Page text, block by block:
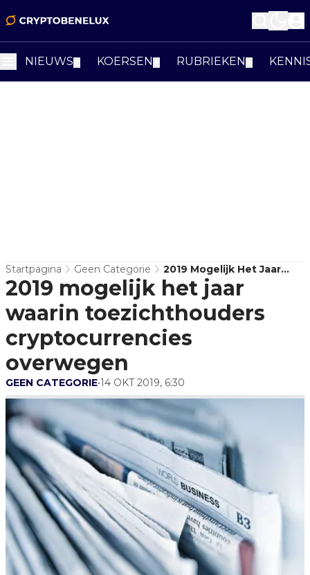
NIEUWS KOERSEN RUBRIEKEN
Startpagina Geen Categorie
2019 Mogelijk Het Jaar
Waarin Toezichthouders
Cryptocurrencies
Overwegen
2019 mogelijk het jaar
waarin toezichthouders
cryptocurrencies
overwegen
GEEN CATEGORIE•14 OKT 2019, 6:30